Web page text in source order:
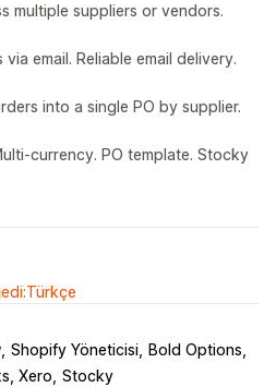
multiple suppliers or vendors.
email. Reliable email delivery.
into a single PO by supplier.
currency. PO template. Stocky
Shopify Yöneticisi
Bold Options
Xero Stocky